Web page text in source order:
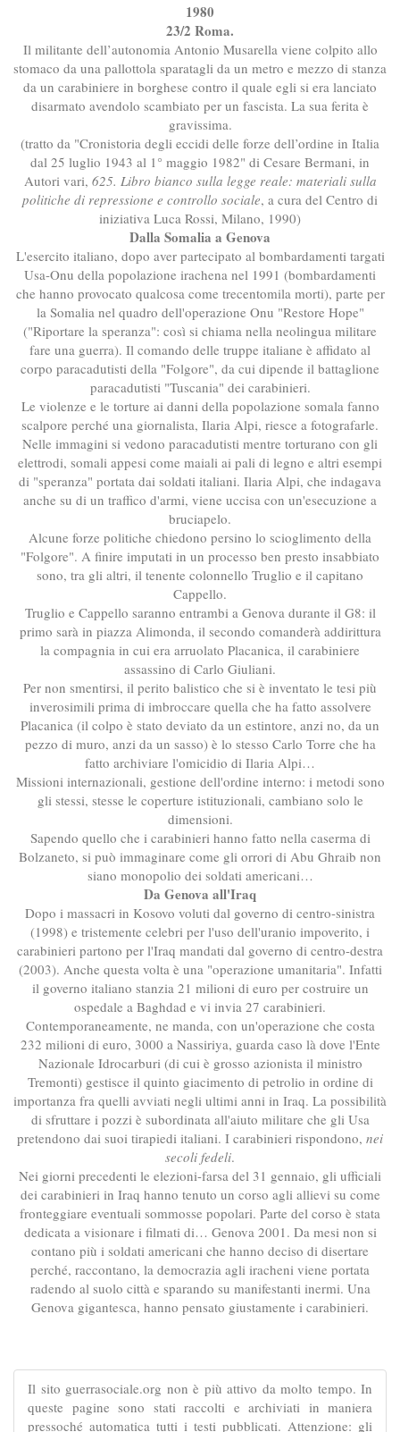
1980
23/2 Roma.
Il militante dell’autonomia Antonio Musarella viene colpito allo
stomaco da una pallottola sparatagli da un metro e mezzo di stanza
da un carabiniere in borghese contro il quale egli si era lanciato
disarmato avendolo scambiato per un fascista. La sua ferita è
gravissima.
(tratto da "Cronistoria degli eccidi delle forze dell’ordine in Italia
dal 25 luglio 1943 al 1° maggio 1982" di Cesare Bermani, in
Autori vari, 625. Libro bianco sulla legge reale: materiali sulla
politiche di repressione e controllo sociale, a cura del Centro di
iniziativa Luca Rossi, Milano, 1990)
Dalla Somalia a Genova
L'esercito italiano, dopo aver partecipato al bombardamenti targati
Usa-Onu della popolazione irachena nel 1991 (bombardamenti
che hanno provocato qualcosa come trecentomila morti), parte per
la Somalia nel quadro dell'operazione Onu "Restore Hope"
("Riportare la speranza": così si chiama nella neolingua militare
fare una guerra). Il comando delle truppe italiane è affidato al
corpo paracadutisti della "Folgore", da cui dipende il battaglione
paracadutisti "Tuscania" dei carabinieri.
Le violenze e le torture ai danni della popolazione somala fanno
scalpore perché una giornalista, Ilaria Alpi, riesce a fotografarle.
Nelle immagini si vedono paracadutisti mentre torturano con gli
elettrodi, somali appesi come maiali ai pali di legno e altri esempi
di "speranza" portata dai soldati italiani. Ilaria Alpi, che indagava
anche su di un traffico d'armi, viene uccisa con un'esecuzione a
bruciapelo.
Alcune forze politiche chiedono persino lo scioglimento della
"Folgore". A finire imputati in un processo ben presto insabbiato
sono, tra gli altri, il tenente colonnello Truglio e il capitano
Cappello.
Truglio e Cappello saranno entrambi a Genova durante il G8: il
primo sarà in piazza Alimonda, il secondo comanderà addirittura
la compagnia in cui era arruolato Placanica, il carabiniere
assassino di Carlo Giuliani.
Per non smentirsi, il perito balistico che si è inventato le tesi più
inverosimili prima di imbroccare quella che ha fatto assolvere
Placanica (il colpo è stato deviato da un estintore, anzi no, da un
pezzo di muro, anzi da un sasso) è lo stesso Carlo Torre che ha
fatto archiviare l'omicidio di Ilaria Alpi…
Missioni internazionali, gestione dell'ordine interno: i metodi sono
gli stessi, stesse le coperture istituzionali, cambiano solo le
dimensioni.
Sapendo quello che i carabinieri hanno fatto nella caserma di
Bolzaneto, si può immaginare come gli orrori di Abu Ghraib non
siano monopolio dei soldati americani…
Da Genova all'Iraq
Dopo i massacri in Kosovo voluti dal governo di centro-sinistra
(1998) e tristemente celebri per l'uso dell'uranio impoverito, i
carabinieri partono per l'Iraq mandati dal governo di centro-destra
(2003). Anche questa volta è una "operazione umanitaria". Infatti
il governo italiano stanzia 21 milioni di euro per costruire un
ospedale a Baghdad e vi invia 27 carabinieri.
Contemporaneamente, ne manda, con un'operazione che costa
232 milioni di euro, 3000 a Nassiriya, guarda caso là dove l'Ente
Nazionale Idrocarburi (di cui è grosso azionista il ministro
Tremonti) gestisce il quinto giacimento di petrolio in ordine di
importanza fra quelli avviati negli ultimi anni in Iraq. La possibilità
di sfruttare i pozzi è subordinata all'aiuto militare che gli Usa
pretendono dai suoi tirapiedi italiani. I carabinieri rispondono, nei
secoli fedeli.
Nei giorni precedenti le elezioni-farsa del 31 gennaio, gli ufficiali
dei carabinieri in Iraq hanno tenuto un corso agli allievi su come
fronteggiare eventuali sommosse popolari. Parte del corso è stata
dedicata a visionare i filmati di… Genova 2001. Da mesi non si
contano più i soldati americani che hanno deciso di disertare
perché, raccontano, la democrazia agli iracheni viene portata
radendo al suolo città e sparando su manifestanti inermi. Una
Genova gigantesca, hanno pensato giustamente i carabinieri.
Il sito guerrasociale.org non è più attivo da molto tempo. In
queste pagine sono stati raccolti e archiviati in maniera
pressoché automatica tutti i testi pubblicati. Attenzione: gli